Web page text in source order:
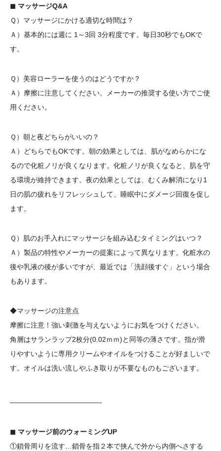
◼︎ マッサージQ&A
Ｑ）マッサージにかける適切な時間は？
Ａ）基本的には週に 1～3回 3分程度です。毎日30秒でもOKで
す。
Ｑ）美容ローラーを使うのはどうですか？
Ａ）摩擦に注意してください。メーカーの推奨する使い方でご使
用ください。
Ｑ）朝と夜どちらがいいの？
Ａ）どちらでもOKです。朝の効果としては、肌がなめらかにな
るので化粧ノリが良くなります。化粧ノリが良くなると、肌を守
る環境が維持できます。夜の効果としては、むくみ解消になり1
日の肌の疲れをリフレッシュして、睡眠中にダメージ回復を促し
ます。
Ｑ）肌のお手入れにマッサージを組み込むタイミングはいつ？
Ａ）製品の特性やメーカーの提案によって異なります。化粧水の
後や乳液の後が多いですが、最近では「洗顔後すぐ」という場合
もあります。
◆マッサージの注意点
摩擦に注意！強い刺激を与えないようにお気をつけください。
角層はサランラップ2枚分(0.02ｍｍ)と同等の薄さです。指が滑
りやすいように専用クリームやオイルをつけることが好ましいで
す。オイルは洗い流しやふき取りが不要なものもございます。
—————————————-
◼︎ マッサージ前のウォーミングUP
①鎖骨周りを流す…鎖骨を指２本で挟んで外から内側へさする